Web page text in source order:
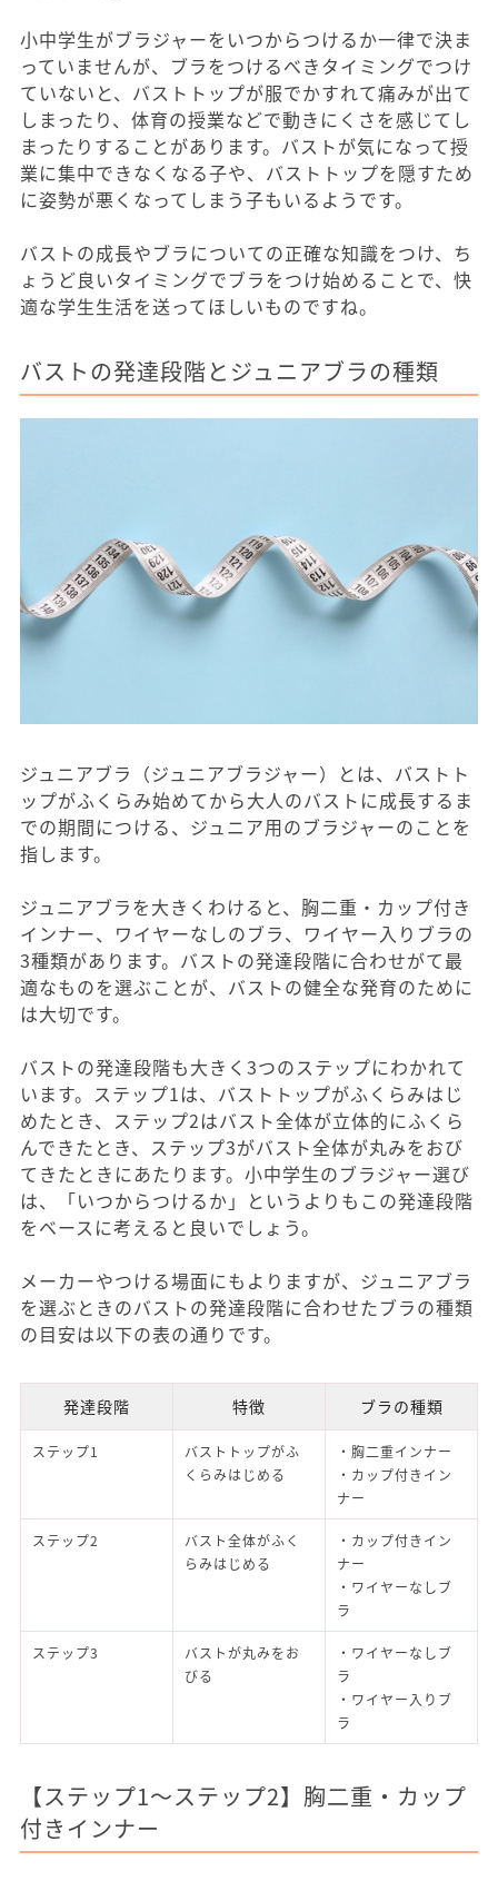
小中学生がブラジャーをいつからつけるか一律で決ま
っていませんが、ブラをつけるべきタイミングでつけ
ていないと、バストトップが服でかすれて痛みが出て
しまったり、体育の授業などで動きにくさを感じてし
まったりすることがあります。バストが気になって授
業に集中できなくなる子や、バストトップを隠すため
に姿勢が悪くなってしまう子もいるようです。
バストの成長やブラについての正確な知識をつけ、ち
ょうど良いタイミングでブラをつけ始めることで、快
適な学生生活を送ってほしいものですね。
バストの発達段階とジュニアブラの種類
ジュニアブラ（ジュニアブラジャー）とは、バストト
ップがふくらみ始めてから大人のバストに成長するま
での期間につける、ジュニア用のブラジャーのことを
指します。
ジュニアブラを大きくわけると、胸二重・カップ付き
インナー、ワイヤーなしのブラ、ワイヤー入りブラの
3種類があります。バストの発達段階に合わせがて最
適なものを選ぶことが、バストの健全な発育のために
は大切です。
バストの発達段階も大きく3つのステップにわかれて
います。ステップ1は、バストトップがふくらみはじ
めたとき、ステップ2はバスト全体が立体的にふくら
んできたとき、ステップ3がバスト全体が丸みをおび
てきたときにあたります。小中学生のブラジャー選び
は、「いつからつけるか」というよりもこの発達段階
をベースに考えると良いでしょう。
メーカーやつける場面にもよりますが、ジュニアブラ
を選ぶときのバストの発達段階に合わせたブラの種類
の目安は以下の表の通りです。
発達段階 特徴 ブラの種類
ステップ1
バストトップがふ
くらみはじめる
・胸二重インナー
・カップ付きイン
ナー
ステップ2
バスト全体がふく
らみはじめる
・カップ付きイン
ナー
・ワイヤーなしブ
ラ
ステップ3
バストが丸みをお
びる
・ワイヤーなしブ
ラ
・ワイヤー入りブ
ラ
【ステップ1～ステップ2】胸二重・カップ
付きインナー